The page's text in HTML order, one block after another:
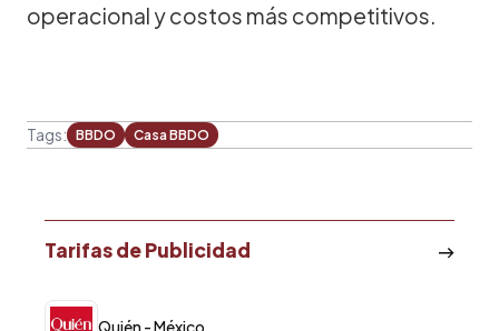
operacional y costos más competitivos.
Tags: BBDO Casa BBDO
Tarifas de Publicidad
Quién - México